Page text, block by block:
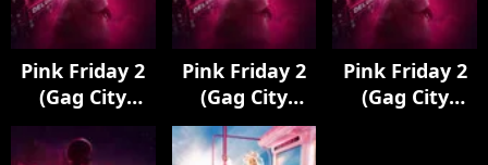
Pink Friday 2
(Gag City
PLUTO Edition)
Pink Friday 2
(Gag City
PLUTO Edition)
Pink Friday 2
(Gag City